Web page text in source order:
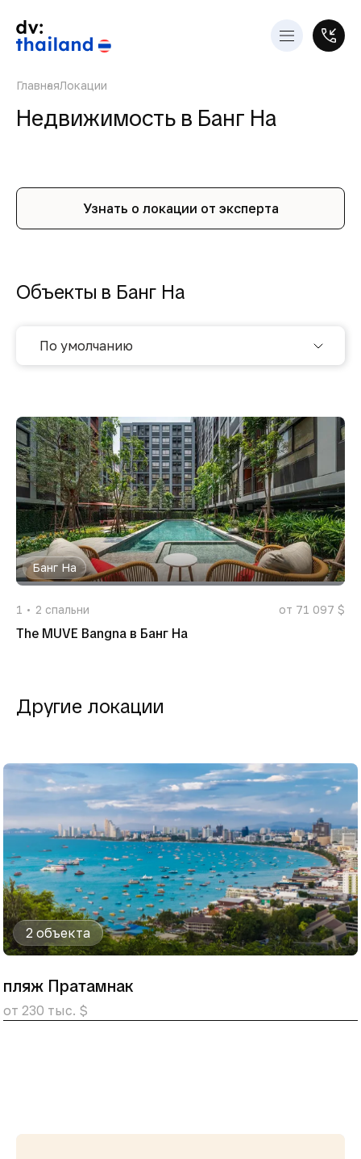
ГлавнаяЛокации
Недвижимость в Банг На
Узнать о локации от эксперта
Объекты в Банг На
По умолчанию
Банг На
1 2 спальни от 71 097 $
The MUVE Bangna в Банг На
Другие локации
2 объекта
пляж Пратамнак
от 230 тыс. $